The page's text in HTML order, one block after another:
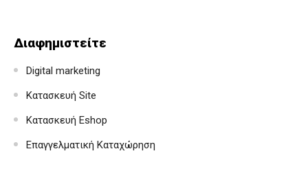
Διαφημιστείτε
Digital marketing
Κατασκευή Site
Κατασκευή Eshop
Επαγγελματική Καταχώρηση